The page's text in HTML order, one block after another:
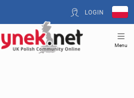
LOGIN
Menu